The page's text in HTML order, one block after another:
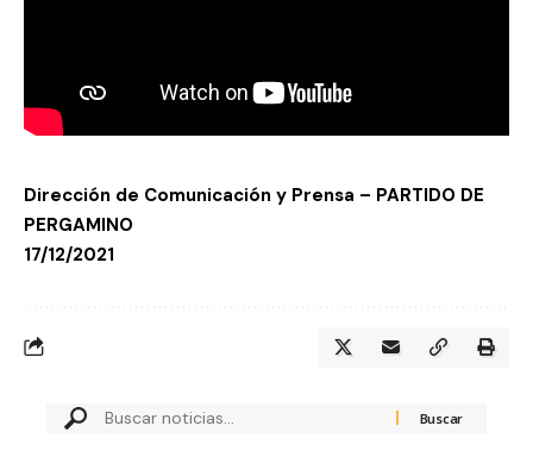
Dirección de Comunicación y Prensa – PARTIDO DE
PERGAMINO
17/12/2021